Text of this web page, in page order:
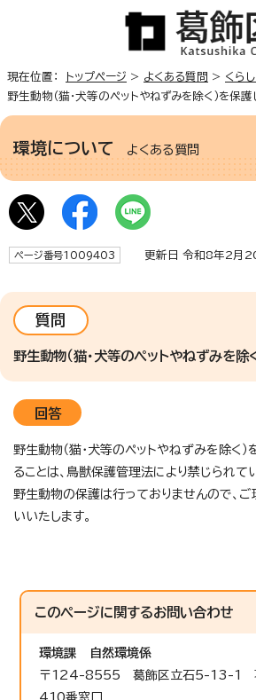
現在位置： トップページ > よくある質問 > くら
野生動物（猫・犬等のペットやねずみを除く）を保護
環境について よくある質問
ページ番号1009403 更新日 令和8年2月
質問
野生動物（猫・犬等のペットやねずみを除
回答
野生動物（猫・犬等のペットやねずみを除く
ることは、鳥獣保護管理法により禁じられて
野生動物の保護は行っておりませんので、
いいたします。
このページに関するお問い合わせ
環境課
自然環境係
〒124-8555 葛飾区立石5-13-1
410番窓口